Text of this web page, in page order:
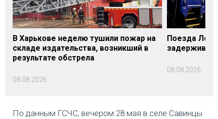
В Харькове неделю тушили пожар на
складе издательства, возникший в
результате обстрела
08.08.2026
Поезда
08.08.2026
По данным ГСЧС, вечером 28 мая в селе Савинцы